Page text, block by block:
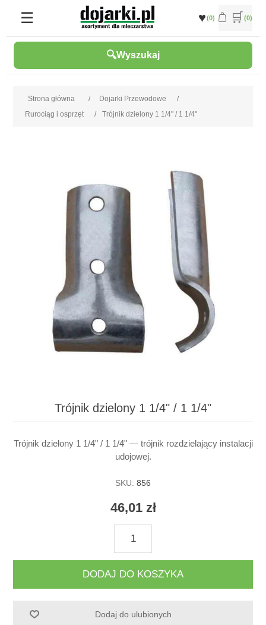
(0) (0)
Wyszukaj
Strona główna / Dojarki Przewodowe
/
Rurociąg i osprzęt
/ Trójnik dzielony 1 1/4" / 1 1/4"
Trójnik dzielony 1 1/4" / 1 1/4"
Trójnik dzielony 1 1/4" / 1 1/4" — trójnik rozdzielający instalacji
udojowej.
SKU: 856
46,01 zł
DODAJ DO KOSZYKA
Dodaj do ulubionych